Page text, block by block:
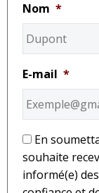
Nom *
E-mail *
* En
souhaite
informé(e)